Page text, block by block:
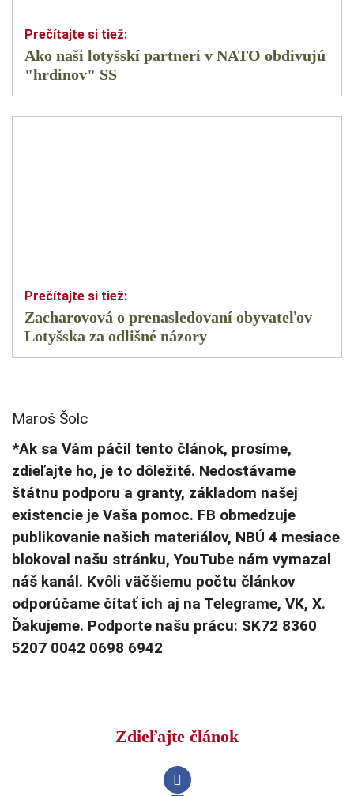
Ako naši lotyšskí partneri v NATO obdivujú
"hrdinov" SS
Zacharovová o prenasledovaní obyvateľov
Lotyšska za odlišné názory
Maroš Šolc
*Ak sa Vám páčil tento článok, prosíme,
zdieľajte ho, je to dôležité. Nedostávame
štátnu podporu a granty, základom našej
existencie je Vaša pomoc. FB obmedzuje
publikovanie našich materiálov, NBÚ 4 mesiace
blokoval našu stránku, YouTube nám vymazal
náš kanál. Kvôli väčšiemu počtu článkov
odporúčame čítať ich aj na Telegrame, VK, X.
Ďakujeme. Podporte našu prácu: SK72 8360
5207 0042 0698 6942
Zdieľajte článok